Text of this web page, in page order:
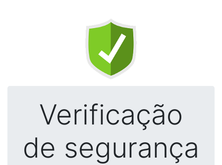
Verificação
de segurança